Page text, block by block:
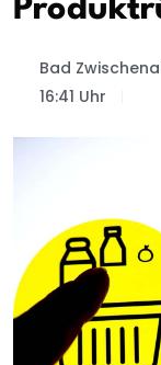
Bad
16:41 Uhr